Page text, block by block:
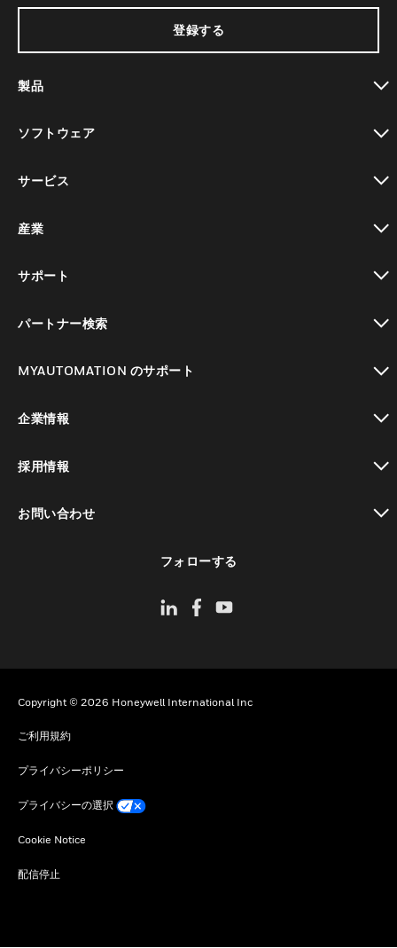
登録する
製品
ソフトウェア
サービス
産業
サポート
パートナー検索
MYAUTOMATION のサポート
企業情報
採用情報
お問い合わせ
フォローする
Copyright © 2026 Honeywell International Inc
ご利用規約
プライバシーポリシー
プライバシーの選択
Cookie Notice
配信停止